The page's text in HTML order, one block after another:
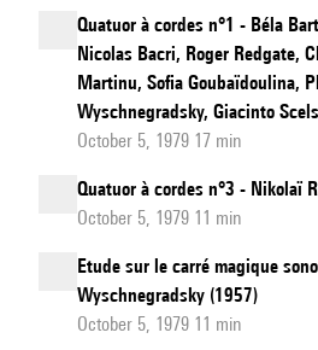
Quatuor à cordes n°1 - Béla
Nicolas Bacri, Roger Redgate,
Martinu, Sofia Goubaïdoulina,
Wyschnegradsky, Giacinto
October 5, 1979 17 min
Quatuor à cordes n°3 - Nikolaï
October 5, 1979 11 min
Etude sur le carré magique
Wyschnegradsky (1957)
October 5, 1979 11 min